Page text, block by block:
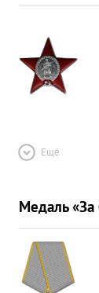
Ещё
Медаль «За